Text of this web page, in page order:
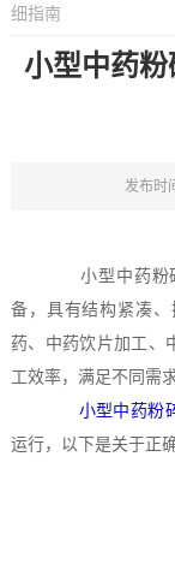
细指南
小型中药
发布时
小型中药粉碎
备，具有结构紧凑
药、中药饮片加工、
工效率，满足不同需
小型中药粉
运行，以下是关于正